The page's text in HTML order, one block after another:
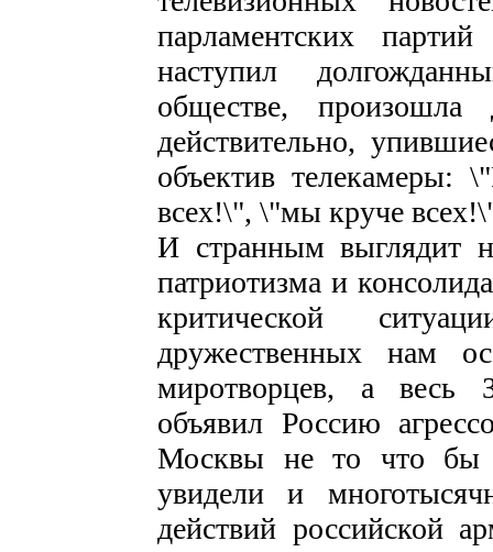
парламентских
наступил
обществе, произошла
действительно,
объектив телекамеры:
всех!\", \"мы круче
И странным выглядит
патриотизма и
критической
дружественных нам
миротворцев, а весь
объявил Россию
Москвы не то что бы
увидели и
действий российской